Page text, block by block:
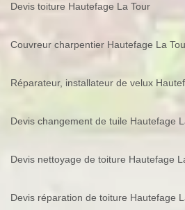
Devis toiture Hautefage La Tour
Couvreur charpentier Hautefage La
Réparateur, installateur de velux
Devis changement de tuile Hautefage
Devis nettoyage de toiture Hautefage
Devis réparation de toiture Hautefage